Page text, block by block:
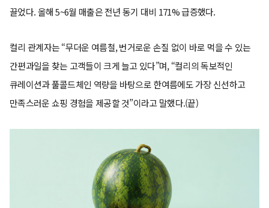
끌었다. 올해 5~6월 매출은 전년 동기 대비 171% 급증했다.
컬리 관계자는 “무더운 여름철, 번거로운 손질 없이 바로 먹을 수 있는
간편과일을 찾는 고객들이 크게 늘고 있다”며, “컬리의 독보적인
큐레이션과 풀콜드체인 역량을 바탕으로 한여름에도 가장 신선하고
만족스러운 쇼핑 경험을 제공할 것”이라고 말했다.(끝)